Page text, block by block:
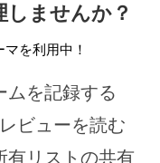
しませんか？
を利用中！
ムを記録する
ビューを読む
有リストの共有
新作・再入荷情報